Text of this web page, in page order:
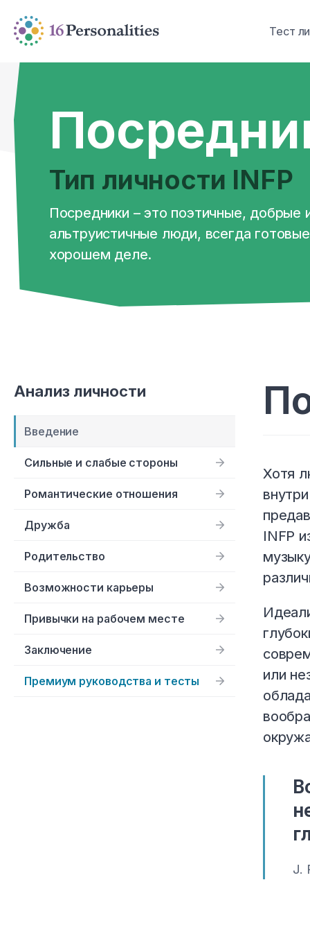
Перейти к параметрам доступности
Тест
Тип личности INFP
Посредники – это поэтичные, добрые
альтруистичные люди, всегда
хорошем деле.
Анализ личности
Введение
Сильные и слабые стороны
Романтические отношения
Дружба
Родительство
Возможности карьеры
Привычки на рабочем месте
Заключение
Премиум руководства и тесты
Хотя
INFP
или
J.